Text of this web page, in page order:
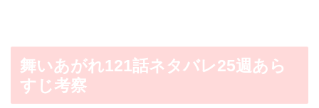
舞いあがれ121話ネタバレ25週あら
すじ考察